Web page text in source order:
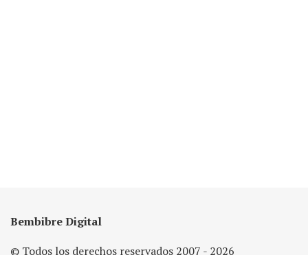
Bembibre Digital
© Todos los derechos reservados 2007 - 2026